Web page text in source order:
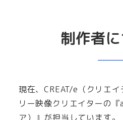
制作者
現在、CREAT/e（クリエ
リー映像クリエイターの
ア）』が担当しています。